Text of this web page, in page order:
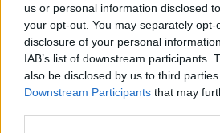
us or personal information disclosed
your opt-out. You may separately
disclosure of your personal
IAB’s list of downstream participants.
also be disclosed by us to third
Downstream Participants that may
Τρόπος Ζωής
Ξεκίνησε η αποστολή “Pole to